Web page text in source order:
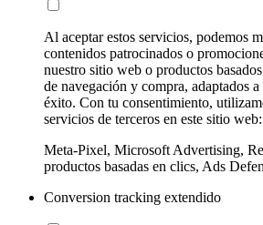
Al aceptar estos servicios, podemos
contenidos patrocinados o
nuestro sitio web o productos
de navegación y compra, adaptados
éxito. Con tu consentimiento,
servicios de terceros en este sitio web:
Meta-Pixel, Microsoft Advertising,
productos basadas en clics, Ads
Conversion tracking extendido